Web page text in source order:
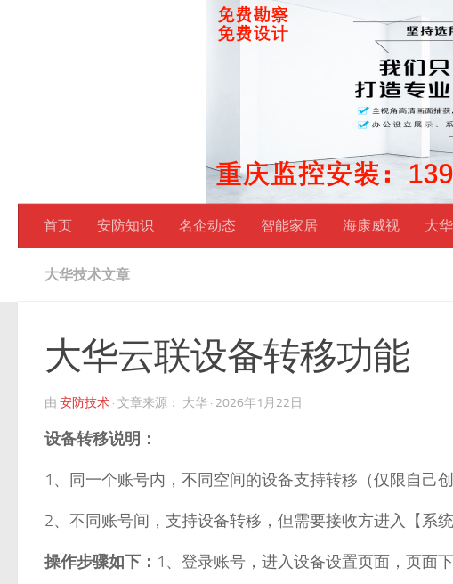
首页 安防知识 名企动态 智能家居 海康威视 大华
大华技术文章
大华云联设备转移功能
由 安防技术 · 文章来源： 大华 · 2026年1月22日
设备转移说明：
1、同一个账号内，不同空间的设备支持转移（仅限自己
2、不同账号间，支持设备转移，但需要接收方进入【系统
操作步骤如下： 1、登录账号，进入设备设置页面，页面